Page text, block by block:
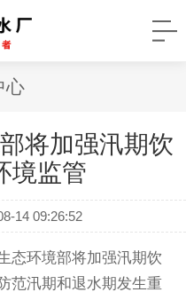
心
将加强汛期饮
境监管
14 09:26:52
态环境部将加强汛期饮
范汛期和退水期发生重